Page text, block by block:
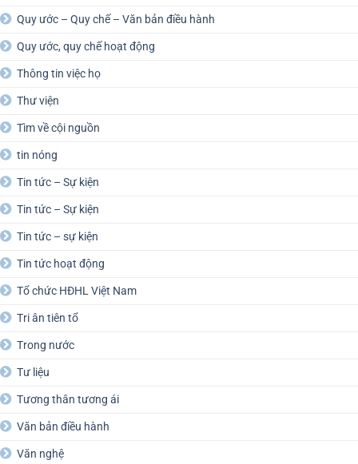
Quy ước – Quy chế – Văn bản điều hành
Quy ước, quy chế hoạt động
Thông tin việc họ
Thư viện
Tìm về cội nguồn
tin nóng
Tin tức – Sự kiện
Tin tức – Sự kiện
Tin tức – sự kiện
Tin tức hoạt động
Tổ chức HĐHL Việt Nam
Tri ân tiên tổ
Trong nước
Tư liệu
Tương thân tương ái
Văn bản điều hành
Văn nghệ